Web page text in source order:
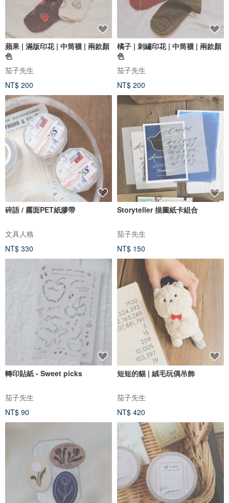
蘋果 | 滿版印花 | 中筒襪 | 兩款顏
色
茄子先生
NT$ 200
橘子 | 刺繡印花 | 中筒襪 | 兩款顏
色
茄子先生
NT$ 200
碎語 / 霧面PET紙膠帶
文具人格
NT$ 330
Storyteller 描圖紙卡組合
茄子先生
NT$ 150
轉印貼紙 - Sweet picks
茄子先生
NT$ 90
短短的貓 | 絨毛玩偶吊飾
茄子先生
NT$ 420